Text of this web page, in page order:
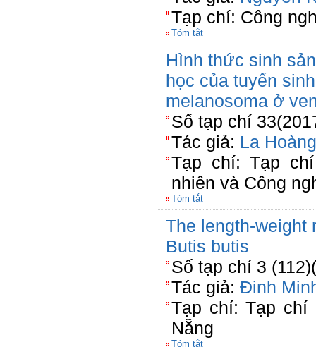
Tạp chí: Công
Tóm tắt
Hình thức sinh
học của tuyến
melanosoma ở
Số tạp chí
Tác giả: La
Tạp chí: Tạp
nhiên và Công
Tóm tắt
The length-weight
Butis butis
Số tạp chí 3
Tác giả: Đinh
Tạp chí: Tạp
Nẵng
Tóm tắt